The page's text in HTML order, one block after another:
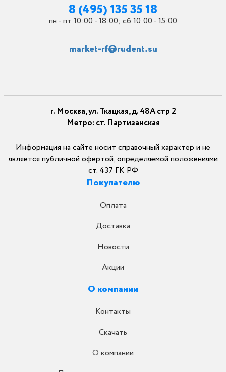
8 (495) 135 35 18
пн - пт 10:00 - 18:00; сб 10:00 - 15:00
market-rf@rudent.su
г. Москва, ул. Ткацкая, д. 48А стр 2
Метро: ст. Партизанская
Информация на сайте носит справочный характер и не
является публичной офертой, определяемой положениями
ст. 437 ГК РФ
Покупателю
Оплата
Доставка
Новости
Акции
О компании
Контакты
Скачать
О компании